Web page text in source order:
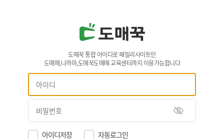
도매꾹 통합 아이디로 패밀리사이트인
도매매,나까마,도매꾹도매매 교육센터까지 이용가능합니다
아이디저장 자동로그인